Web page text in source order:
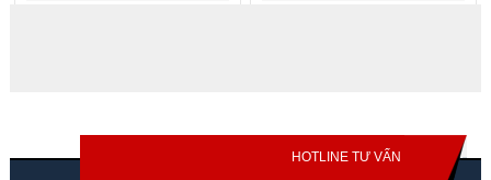
HOTLINE TƯ VẤN